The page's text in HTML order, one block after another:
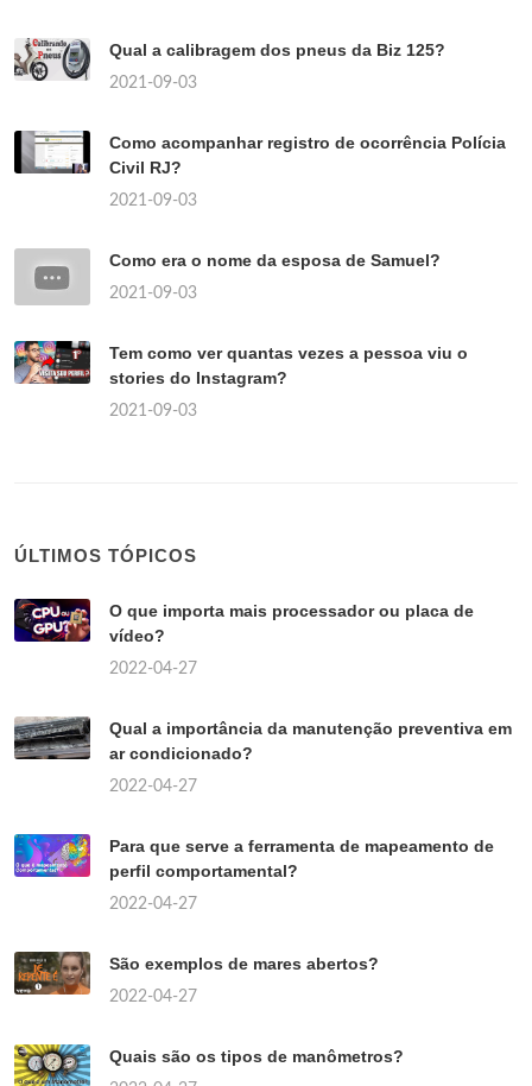
Qual a calibragem dos pneus da Biz 125?
2021-09-03
Como acompanhar registro de ocorrência Polícia
Civil RJ?
2021-09-03
Como era o nome da esposa de Samuel?
2021-09-03
Tem como ver quantas vezes a pessoa viu o
stories do Instagram?
2021-09-03
ÚLTIMOS TÓPICOS
O que importa mais processador ou placa de
vídeo?
2022-04-27
Qual a importância da manutenção preventiva em
ar condicionado?
2022-04-27
Para que serve a ferramenta de mapeamento de
perfil comportamental?
2022-04-27
São exemplos de mares abertos?
2022-04-27
Quais são os tipos de manômetros?